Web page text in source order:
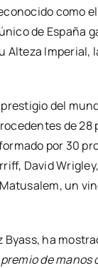
de Espa­ña
Impe­rial,
del
de 28
por 30
David
un
ha
de manos